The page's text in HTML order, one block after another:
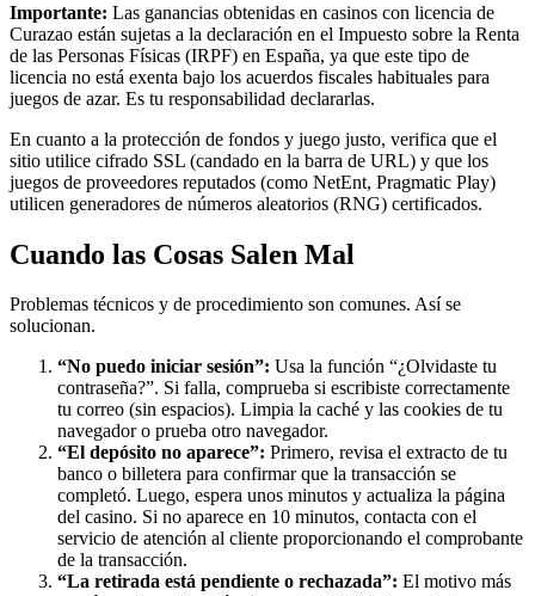
Importante: Las ganancias obtenidas en casinos con licencia de
Curazao están sujetas a la declaración en el Impuesto sobre la Renta
de las Personas Físicas (IRPF) en España, ya que este tipo de
licencia no está exenta bajo los acuerdos fiscales habituales para
juegos de azar. Es tu responsabilidad declararlas.
En cuanto a la protección de fondos y juego justo, verifica que el
sitio utilice cifrado SSL (candado en la barra de URL) y que los
juegos de proveedores reputados (como NetEnt, Pragmatic Play)
utilicen generadores de números aleatorios (RNG) certificados.
Cuando las Cosas Salen Mal
Problemas técnicos y de procedimiento son comunes. Así se
solucionan.
“No puedo iniciar sesión”: Usa la función “¿Olvidaste tu
contraseña?”. Si falla, comprueba si escribiste correctamente
tu correo (sin espacios). Limpia la caché y las cookies de tu
navegador o prueba otro navegador.
“El depósito no aparece”: Primero, revisa el extracto de tu
banco o billetera para confirmar que la transacción se
completó. Luego, espera unos minutos y actualiza la página
del casino. Si no aparece en 10 minutos, contacta con el
servicio de atención al cliente proporcionando el comprobante
de la transacción.
“La retirada está pendiente o rechazada”: El motivo más